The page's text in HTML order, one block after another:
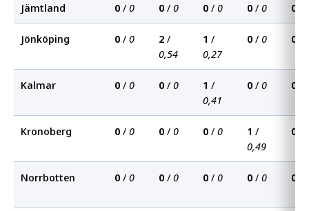
Jämtland 0 / 0 0 / 0 0 / 0 0 / 0 0
Jönköping 0 / 0 2 /
0,54
1 /
0,27
0 / 0 0
Kalmar 0 / 0 0 / 0 1 /
0,41
0 / 0 0
Kronoberg 0 / 0 0 / 0 0 / 0 1 /
0,49
0
Norrbotten 0 / 0 0 / 0 0 / 0 0 / 0 0